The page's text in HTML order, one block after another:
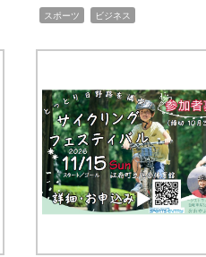
スポーツ ビジネス